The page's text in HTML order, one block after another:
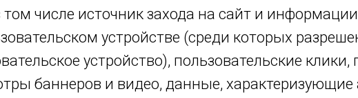
том числе источник захода на сайт и
устройстве (среди которых
устройство), пользовательские
баннеров и видео, данные,